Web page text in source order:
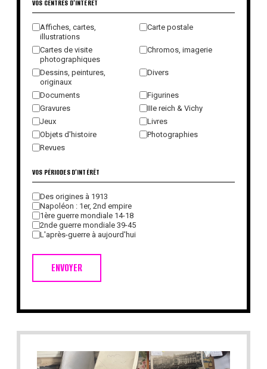
VOS CENTRES D'INTÉRÊT
Affiches, cartes,
illustrations
Carte postale
Cartes de visite
photographiques
Chromos, imagerie
Dessins, peintures,
originaux
Divers
Documents
Figurines
Gravures
IIIe reich & Vichy
Jeux
Livres
Objets d'histoire
Photographies
Revues
ENVOYER
VOS PÉRIODES D'INTÉRÊT
Des origines à 1913
Napoléon : 1er, 2nd empire
1ère guerre mondiale 14-18
2nde guerre mondiale 39-45
L'après-guerre à aujourd'hui